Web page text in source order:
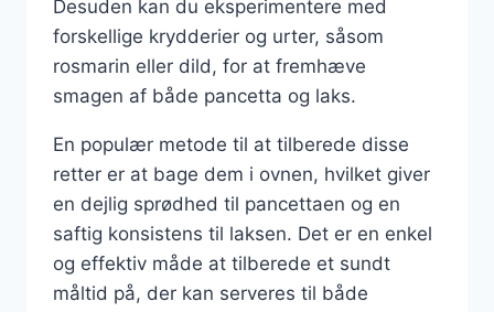
Desuden kan du eksperimentere med
forskellige krydderier og urter, såsom
rosmarin eller dild, for at fremhæve
smagen af både pancetta og laks.
En populær metode til at tilberede disse
retter er at bage dem i ovnen, hvilket giver
en dejlig sprødhed til pancettaen og en
saftig konsistens til laksen. Det er en enkel
og effektiv måde at tilberede et sundt
måltid på, der kan serveres til både